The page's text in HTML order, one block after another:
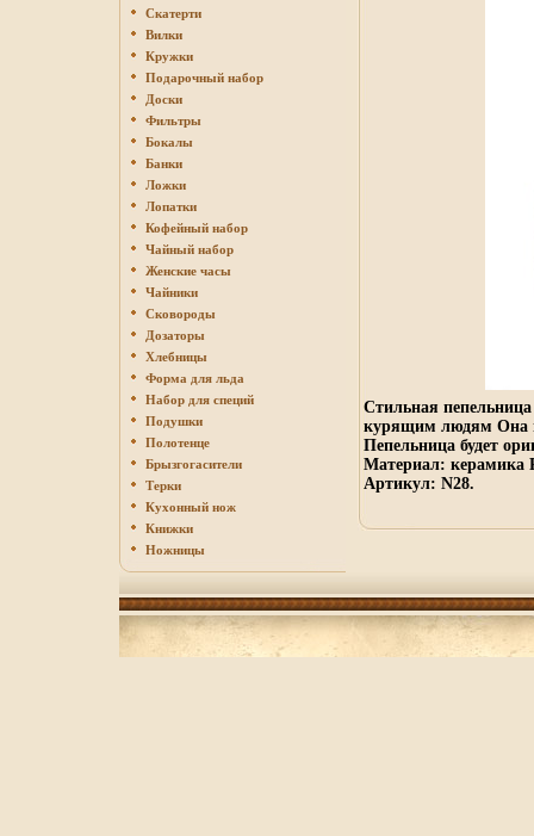
Скатерти
Вилки
Кружки
Подарочный набор
Доски
Фильтры
Бокалы
Банки
Ложки
Лопатки
Кофейный набор
Чайный набор
Женские часы
Чайники
Сковороды
Дозаторы
Хлебницы
Форма для льда
Набор для специй
Подушки
Полотенце
Брызгогасители
Терки
Кухонный нож
Книжки
Ножницы
Стильная
курящим людям Она
Пепельница будет
Материал: керамика
Артикул: N28.